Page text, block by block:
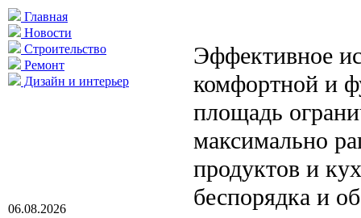
Главная
Новости
Строительство
Ремонт
Дизайн и интерьер
06.08.2026
Эффективное
комфортной и
площадь
максимально
продуктов и
беспорядка и